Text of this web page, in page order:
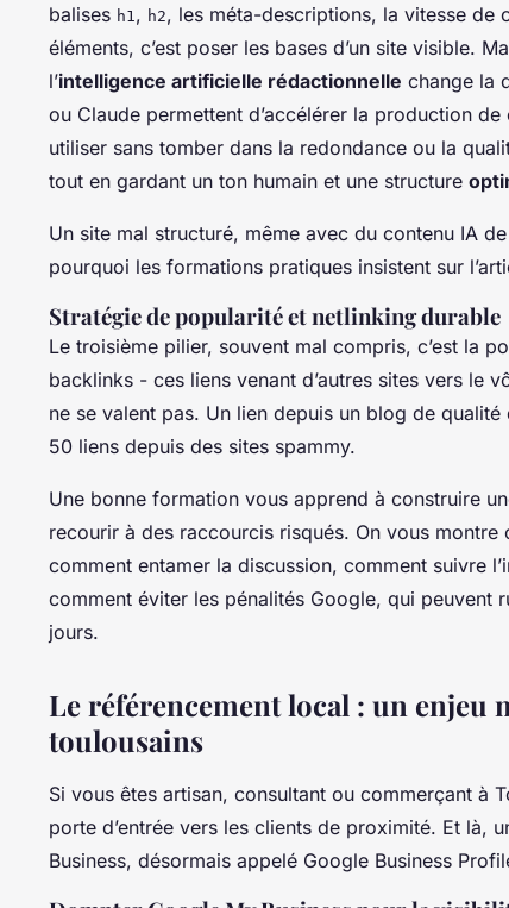
balises h1 , h2, les méta-descriptions, la vitesse de
éléments, c’est poser les bases d’un site visible.
l’intelligence artificielle rédactionnelle change la
ou Claude permettent d’accélérer la production
utiliser sans tomber dans la redondance ou la
tout en gardant un ton humain et une structure
Un site mal structuré, même avec du contenu IA
pourquoi les formations pratiques insistent sur
Stratégie de popularité et netlinking durable
Le troisième pilier, souvent mal compris, c’est la
backlinks - ces liens venant d’autres sites vers le
ne se valent pas. Un lien depuis un blog de
50 liens depuis des sites spammy.
Une bonne formation vous apprend à construire
recourir à des raccourcis risqués. On vous
comment entamer la discussion, comment suivre
comment éviter les pénalités Google, qui peuvent
jours.
Le référencement local : un enjeu
toulousains
Si vous êtes artisan, consultant ou commerçant à
porte d’entrée vers les clients de proximité. Et là,
Business, désormais appelé Google Business